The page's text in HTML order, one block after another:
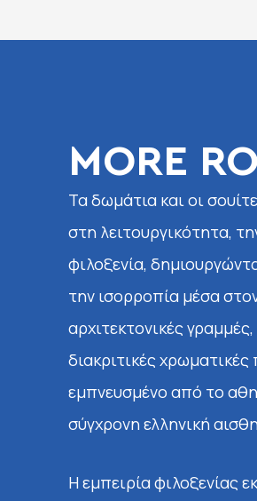
MORE
Τα δωμάτια και οι
στη λειτουργικότητα,
φιλοξενία,
την ισορροπία μέσα
αρχιτεκτονικές
διακριτικές
εμπνευσμένο από το
σύγχρονη ελληνική
Η εμπειρία φιλοξενίας